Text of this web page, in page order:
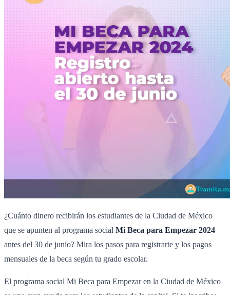
¿Cuánto dinero recibirán los estudiantes de la Ciudad de México
que se apunten al programa social Mi Beca para Empezar 2024
antes del 30 de junio? Mira los pasos para registrarte y los pagos
mensuales de la beca según tu grado escolar.
El programa social Mi Beca para Empezar en la Ciudad de México